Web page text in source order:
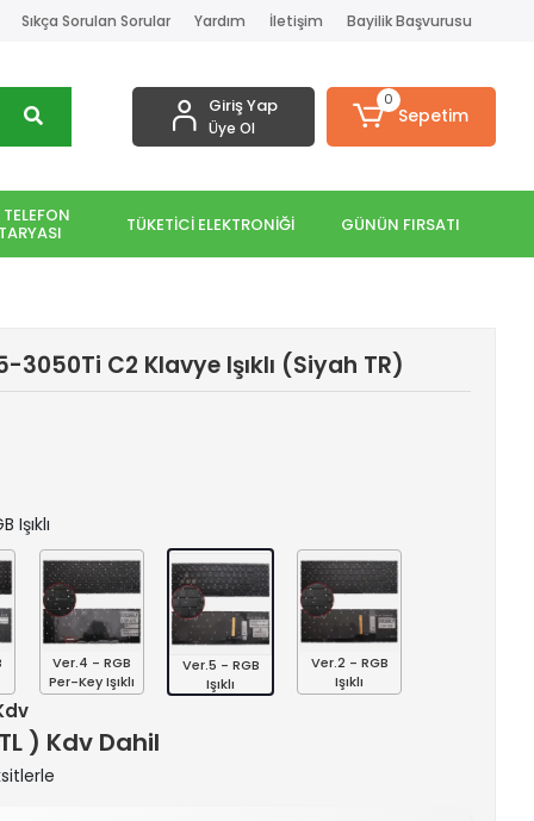
Sıkça Sorulan Sorular Yardım İletişim Bayilik Başvurusu
Giriş Yap
Üye Ol
0
Sepetim
TÜKETİCİ ELEKTRONİĞİ GÜNÜN FIRSATI
C2 Klavye Işıklı (Siyah TR)
Işıklı
Ver.4 - RGB
Per-Key Işıklı
Ver.5 - RGB
Işıklı
Ver.2 - RGB
Işıklı
) Kdv Dahil